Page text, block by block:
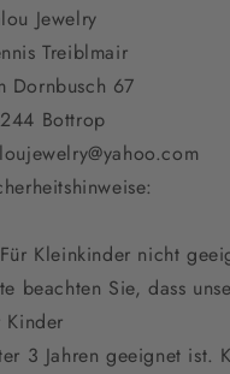
Jewelry
Treiblmair
Dornbusch 67
Bottrop
Kleinkinder nicht
beachten Sie, dass
Kinder
3 Jahren geeignet ist.